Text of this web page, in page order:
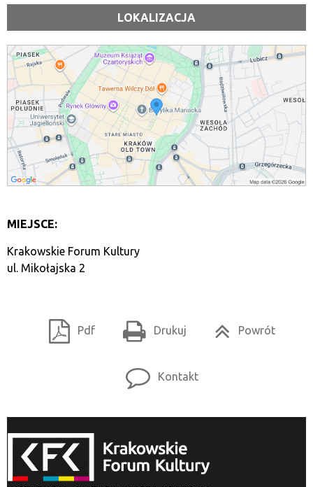
LOKALIZACJA
MIEJSCE:
Krakowskie Forum Kultury
ul. Mikołajska 2
Pdf Drukuj Powrót
Kontakt